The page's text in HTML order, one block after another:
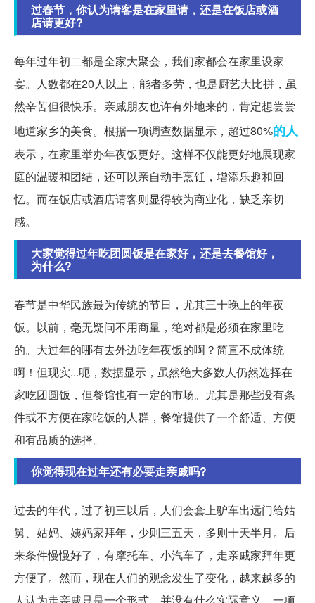
过春节，你认为请客是在家里请，还是在饭店或酒
店请更好?
每年过年初二都是全家大聚会，我们家都会在家里设家
宴。人数都在20人以上，能者多劳，也是厨艺大比拼，虽
然辛苦但很快乐。亲戚朋友也许有外地来的，肯定想尝尝
地道家乡的美食。根据一项调查数据显示，超过80%的人
表示，在家里举办年夜饭更好。这样不仅能更好地展现家
庭的温暖和团结，还可以亲自动手烹饪，增添乐趣和回
忆。而在饭店或酒店请客则显得较为商业化，缺乏亲切
感。
大家觉得过年吃团圆饭是在家好，还是去餐馆好，
为什么?
春节是中华民族最为传统的节日，尤其三十晚上的年夜
饭。以前，毫无疑问不用商量，绝对都是必须在家里吃
的。大过年的哪有去外边吃年夜饭的啊？简直不成体统
啊！但现实...呃，数据显示，虽然绝大多数人仍然选择在
家吃团圆饭，但餐馆也有一定的市场。尤其是那些没有条
件或不方便在家吃饭的人群，餐馆提供了一个舒适、方便
和有品质的选择。
你觉得现在过年还有必要走亲戚吗?
过去的年代，过了初三以后，人们会套上驴车出远门给姑
舅、姑妈、姨妈家拜年，少则三五天，多则十天半月。后
来条件慢慢好了，有摩托车、小汽车了，走亲戚家拜年更
方便了。然而，现在人们的观念发生了变化，越来越多的
人认为走亲戚只是一个形式，并没有什么实际意义。一项